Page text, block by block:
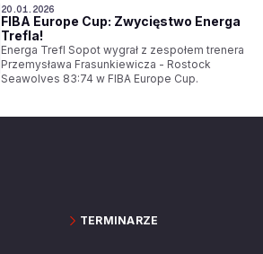
20.01.2026
FIBA Europe Cup: Zwycięstwo Energa
Trefla!
Energa Trefl Sopot wygrał z zespołem trenera
Przemysława Frasunkiewicza - Rostock
Seawolves 83:74 w FIBA Europe Cup.
TERMINARZE